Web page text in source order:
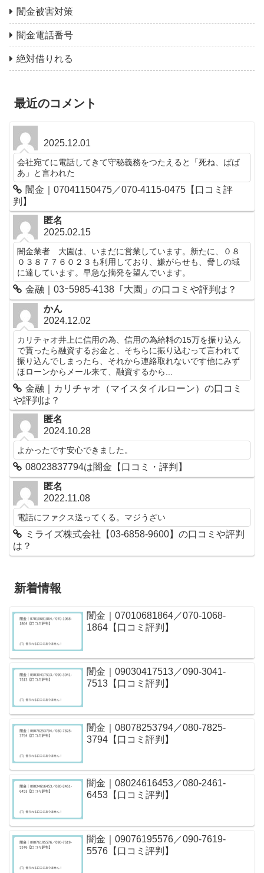
闇金被害対策
闇金電話番号
絶対借りれる
最近のコメント
2025.12.01
会社宛てに電話してきて守秘義務をつたえると「死ね、ばば
あ」と言われた
闇金｜07041150475／070-4115-0475【口コミ評
判】
匿名
2025.02.15
闇金業者 大園は、いまだに営業しています。新たに、０８
０３８７７６０２３も利用しており、嫌がらせも、脅しの域
に達しています。早急な摘発を望んでいます。
金融｜03ｰ5985-4138「大園」の口コミや評判は？
かん
2024.12.02
カリチャオ井上に信用の為、信用の為給料の15万を振り込ん
で貰ったら融資するお金と、そちらに振り込むって言われて
振り込んでしまったら、それから連絡取れないです他にみず
ほローンからメール来て、融資するから...
金融｜カリチャオ（マイスタイルローン）の口コミ
や評判は？
匿名
2024.10.28
よかったです安心できました。
08023837794は闇金【口コミ・評判】
匿名
2022.11.08
電話にファクス送ってくる。マジうざい
ミライズ株式会社【03-6858-9600】の口コミや評判
は？
新着情報
闇金｜07010681864／070-1068-
1864【口コミ評判】
闇金｜09030417513／090-3041-
7513【口コミ評判】
闇金｜08078253794／080-7825-
3794【口コミ評判】
闇金｜08024616453／080-2461-
6453【口コミ評判】
闇金｜09076195576／090-7619-
5576【口コミ評判】